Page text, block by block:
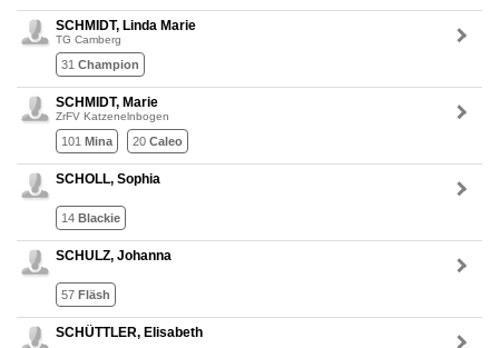
SCHMIDT, Linda Marie
TG Camberg
31 Champion
SCHMIDT, Marie
ZrFV Katzenelnbogen
101 Mina 20 Caleo
SCHOLL, Sophia
14 Blackie
SCHULZ, Johanna
57 Fläsh
SCHÜTTLER, Elisabeth